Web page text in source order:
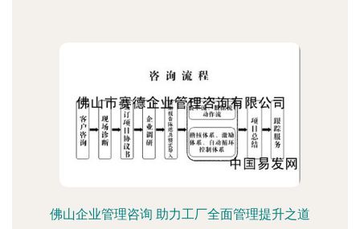
佛山企业管理咨询 助力工厂全面管理提升之道